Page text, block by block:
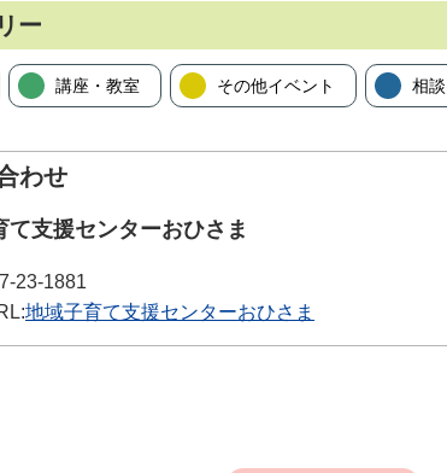
ー
講座・教室 その他イベント 相談
わせ
て支援センターおひさま
23-1881
地域子育て支援センターおひさま